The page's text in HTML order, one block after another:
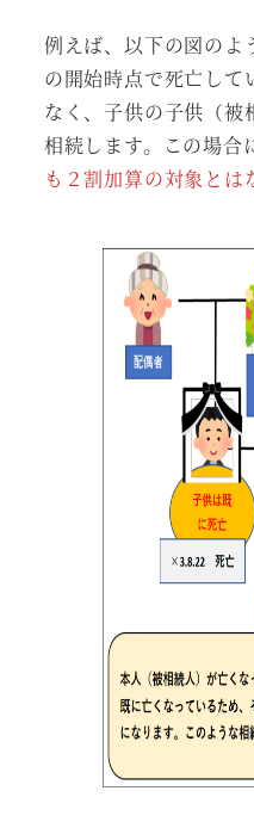
例えば、以下の図のよ
の開始時点で死亡して
なく、子供の子供（被
相続します。この場合
も２割加算の対象とは